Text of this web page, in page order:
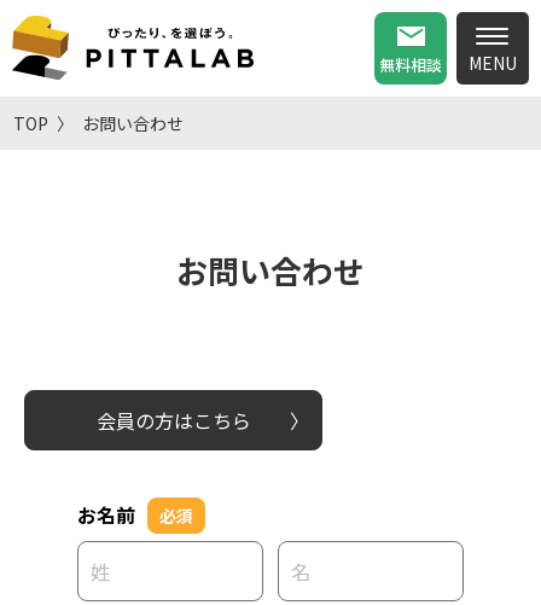
無料相談
TOP お問い合わせ
お問い合わせ
会員の方はこちら
お名前 必須